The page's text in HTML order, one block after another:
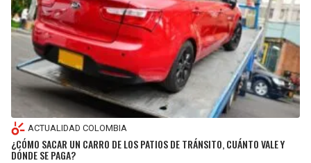
ACTUALIDAD COLOMBIA
¿CÓMO SACAR UN CARRO DE LOS PATIOS DE TRÁNSITO, CUÁNTO VALE Y
DÓNDE SE PAGA?